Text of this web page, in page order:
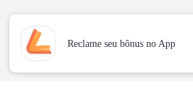
Reclame seu bônus no App